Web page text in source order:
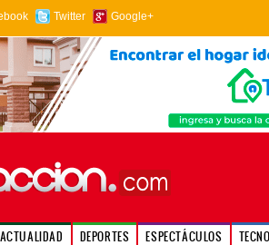
Twitter Google+
ACTUALIDAD DEPORTES ESPECTÁCULOS